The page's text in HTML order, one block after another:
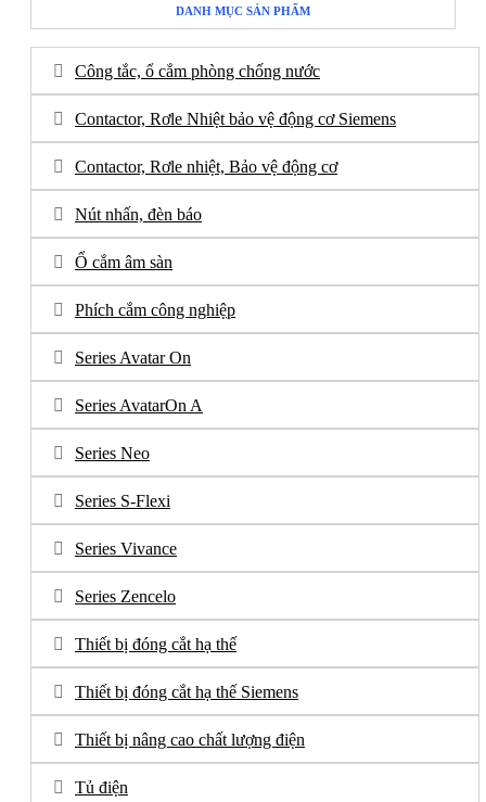
DANH MỤC SẢN PHẨM
Công tắc, ổ cắm phòng chống nước
Contactor, Rơle Nhiệt bảo vệ động cơ Siemens
Contactor, Rơle nhiệt, Bảo vệ động cơ
Nút nhấn, đèn báo
Ổ cắm âm sàn
Phích cắm công nghiệp
Series Avatar On
Series AvatarOn A
Series Neo
Series S-Flexi
Series Vivance
Series Zencelo
Thiết bị đóng cắt hạ thế
Thiết bị đóng cắt hạ thế Siemens
Thiết bị nâng cao chất lượng điện
Tủ điện